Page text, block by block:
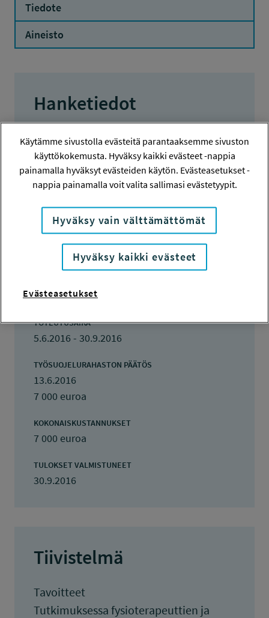
Tiedote
Aineisto
Hanketiedot
HANKENUMERO
116222
HAKIJA
TOTEUTTAJA
Heli Kangas
LISÄTIETOJA
heliekangas@gmail.com
TOTEUTUSAIKA
5.6.2016 - 30.9.2016
TYÖSUOJELURAHASTON PÄÄTÖS
13.6.2016
7 000 euroa
KOKONAISKUSTANNUKSET
7 000 euroa
TULOKSET VALMISTUNEET
30.9.2016
Tiivistelmä
Tavoitteet
Tutkimuksessa fysioterapeuttien ja
Käytämme sivustolla evästeitä parantaaksemme sivuston
käyttökokemusta. Hyväksy kaikki evästeet -nappia
painamalla hyväksyt evästeiden käytön. Evästeasetukset -
nappia painamalla voit valita sallimasi evästetyypit.
Hyväksy vain välttämättömät
Hyväksy kaikki evästeet
Evästeasetukset